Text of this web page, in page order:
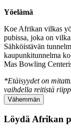
Yöelämä
Koe Afrikan vilkas
pubissa, joka on
Sähköistävän
kaupunkitunnelma
Mas Bowling
*Etäisyydet on
vaihdella reitistä
Vähemmän
Löydä Afrikan